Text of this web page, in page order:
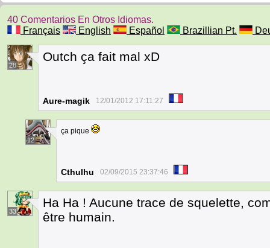
40 Comentarios En Otros Idiomas.
Français
English Español Brazillian Pt.
28
Outch ça fait mal xD
Aure-magik 12/01/2012 17:11:27
12
ça pique
Cthulhu 02/09/2015 23:37:46
33
Ha Ha ! Aucune trace de squelette,
être humain.